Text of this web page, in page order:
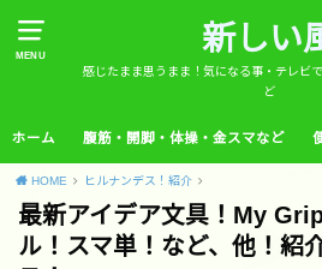
MENU 新しい
感じたまま思うまま！気になる事・テレビ
ど
ホーム 腹筋・開脚・体操・金スマなど
HOME ヒルナンデス！紹介
最新アイデア文具！My
ル！スマ単！など、他！紹